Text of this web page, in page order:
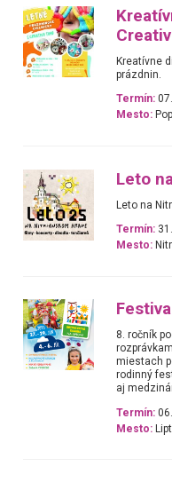
Kreatívne
prázdnin.
Termín:
Mesto:
Leto
Leto na
Termín:
Mesto:
8. ročník
miestach
rodinný
aj
Termín:
Mesto: